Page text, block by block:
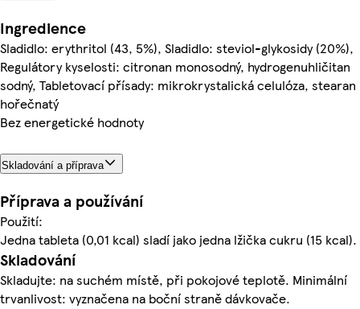
Ingredience
Sladidlo: erythritol (43, 5%), Sladidlo: steviol-glykosidy (20%),
Regulátory kyselosti: citronan monosodný, hydrogenuhličitan
sodný, Tabletovací přísady: mikrokrystalická celulóza, stearan
hořečnatý
Bez energetické hodnoty
Skladování a příprava
Příprava a používání
Použití:
Jedna tableta (0,01 kcal) sladí jako jedna lžička cukru (15 kcal).
Skladování
Skladujte: na suchém místě, při pokojové teplotě. Minimální
trvanlivost: vyznačena na boční straně dávkovače.